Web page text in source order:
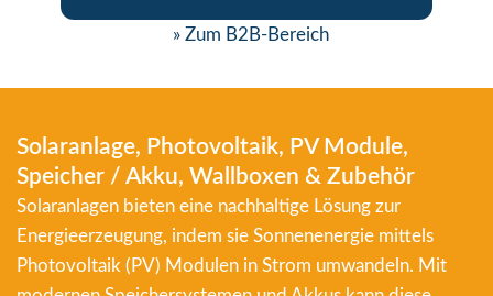
» Zum B2B-Bereich
Solaranlage, Photovoltaik, PV Module,
Speicher / Akku, Wallboxen & Zubehör
Solaranlagen bieten eine nachhaltige Lösung zur
Energieerzeugung, indem sie Sonnenenergie mittels
Photovoltaik (PV) Modulen in Strom umwandeln. Mit